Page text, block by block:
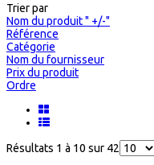
Trier par
Nom du produit " +/-"
Référence
Catégorie
Nom du fournisseur
Prix du produit
Ordre
Résultats 1 à 10 sur 42